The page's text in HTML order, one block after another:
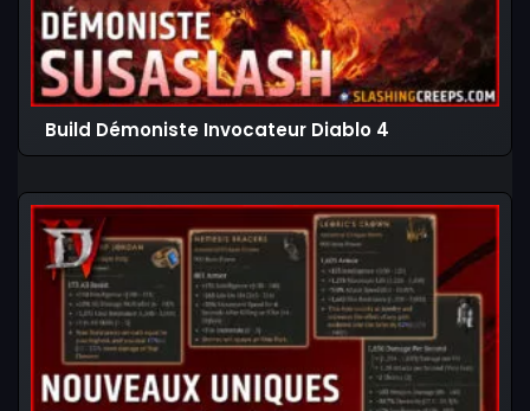
Build Démoniste Invocateur Diablo 4